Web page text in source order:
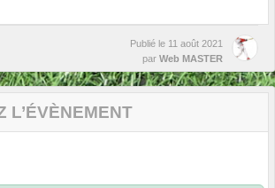
Publié le 11 août 2021
par Web MASTER
L’ÉVÈNEMENT